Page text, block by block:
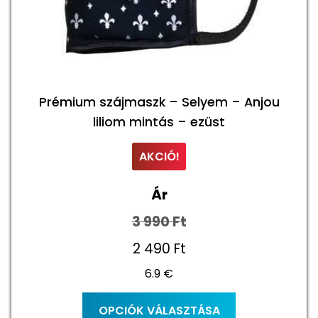
Prémium szájmaszk – Selyem – Anjou
liliom mintás – ezüst
AKCIÓ!
Ár
3 990Ft
Original
price
was:
2 490 Ft
Current
price
6.9 €
OPCIÓK VÁLASZTÁSA